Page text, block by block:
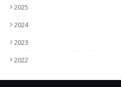
2025
2024
2023
2022